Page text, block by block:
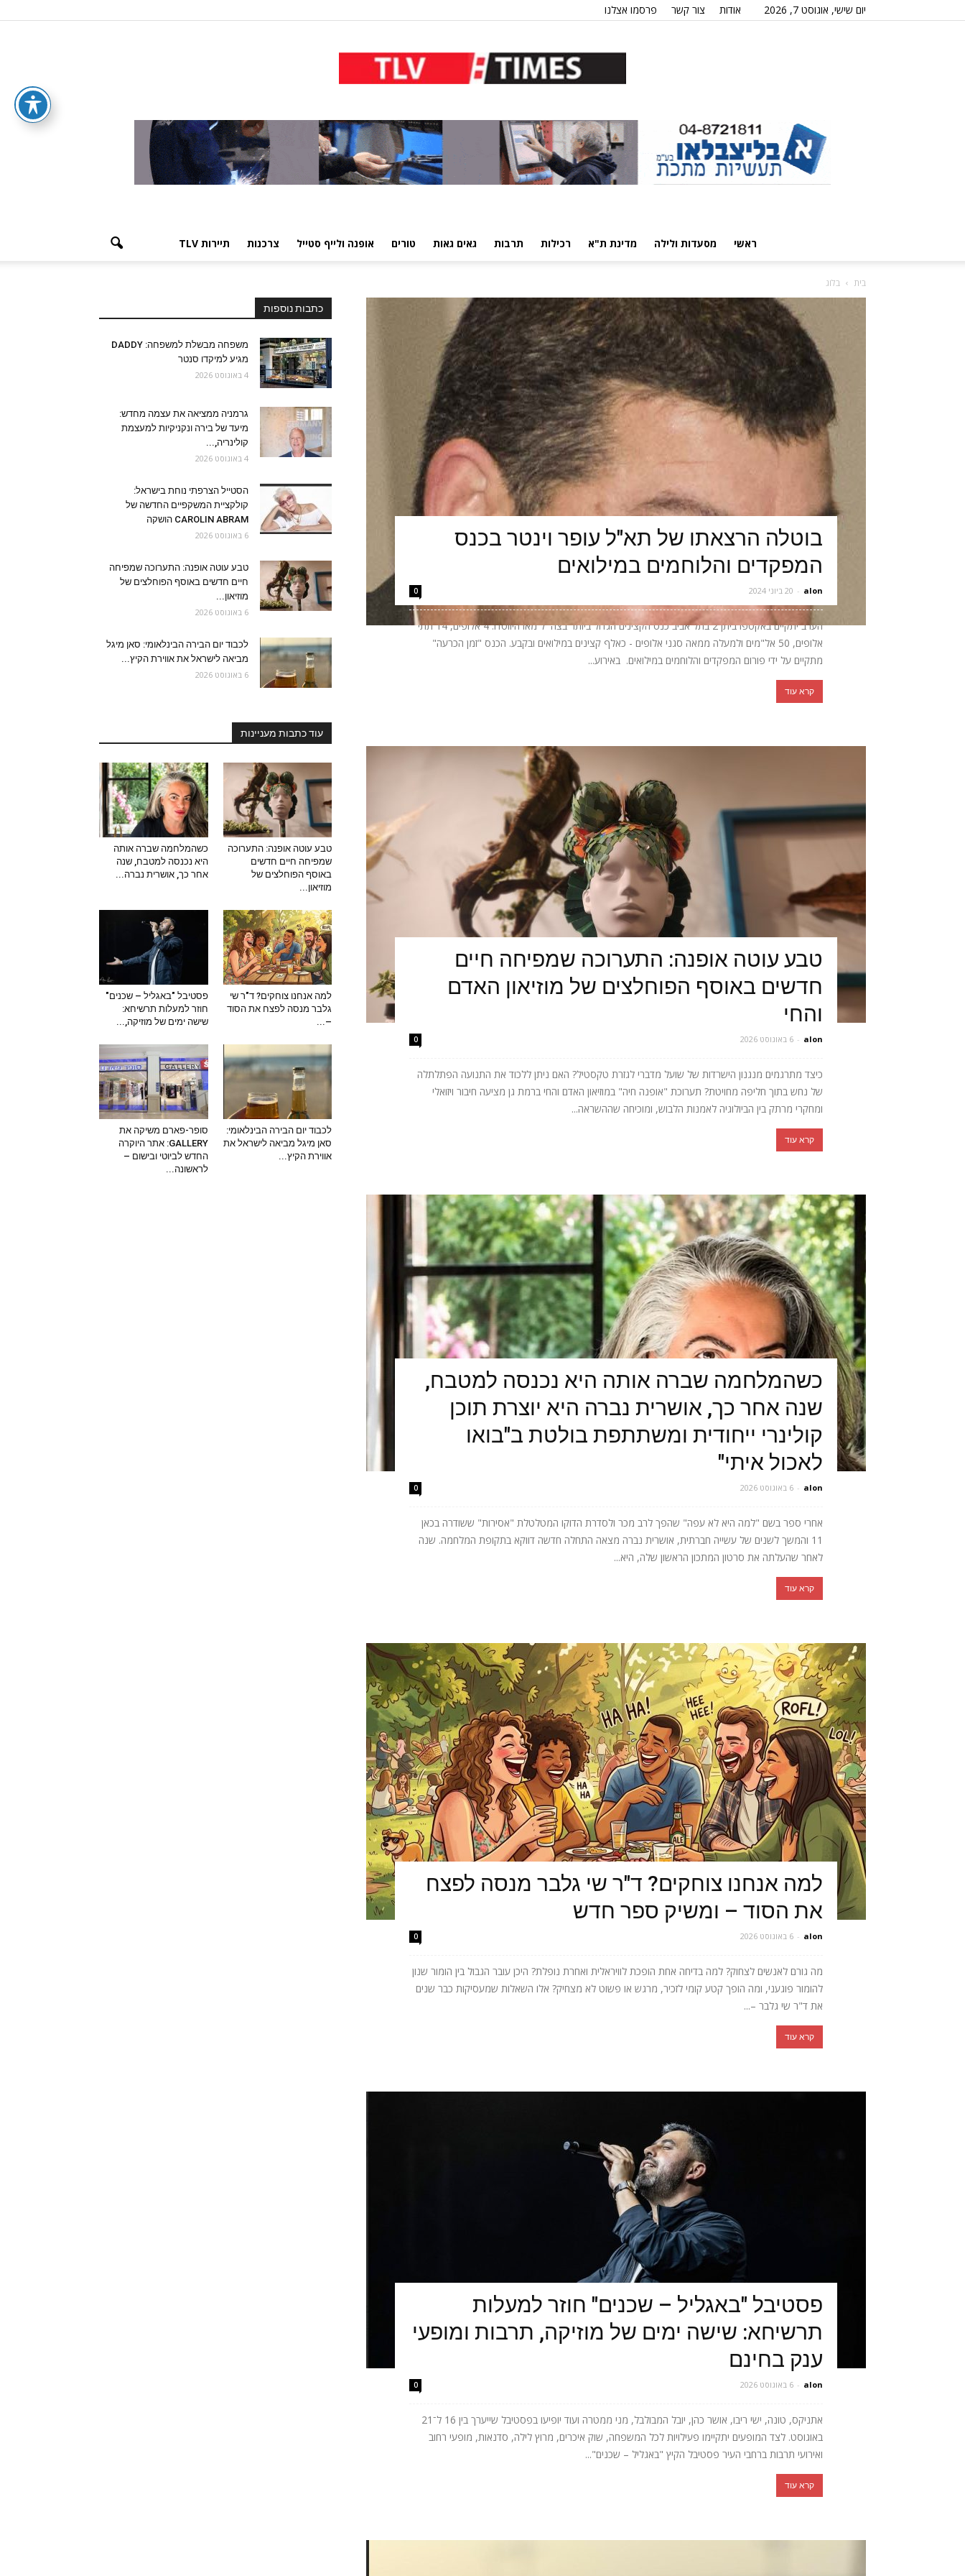
יום שישי, אוגוסט 7, 2026 אודות צור קשר פרסמו אצלנו
ראשי מסעדות ולילה מדינת ת"א רכילות תרבות גאים גאות טורים אופנה ולייף סטייל צרכנות תיירות TLV
בית בלוג
בוטלה הרצאתו של תא"ל עופר וינטר בכנס
המפקדים והלוחמים במילואים
alon
- 20 ביוני 2024 0
הערב יתקיים באקספו ביתן 2 בתל אביב כנס הקצינים הגדול ביותר בצה״ל מאז היווסדו: 4 אלופים, 14 תתי
אלופים, 50 אל"מים ולמעלה ממאה סגני אלופים - כאלף קצינים במילואים ובקבע. הכנס "זמן הכרעה"
מתקיים על ידי פורום המפקדים והלוחמים במילואים. באירוע...
קרא עוד
טבע עוטה אופנה: התערוכה שמפיחה חיים
חדשים באוסף הפוחלצים של מוזיאון האדם
והחי
alon
- 6 באוגוסט 2026 0
כיצד מתרגמים מנגנון הישרדות של שועל מדברי לגזרת טקסטיל? האם ניתן ללכוד את התנועה הפתלתלה
של נחש בתוך חליפה מחויטת? תערוכת "אופנה חיה" במוזיאון האדם והחי ברמת גן מציעה חיבור ויזואלי
ומחקרי מרתק בין הביולוגיה לאמנות הלבוש, ומוכיחה שההשראה...
קרא עוד
כשהמלחמה שברה אותה היא נכנסה למטבח,
שנה אחר כך, אושרית נברה היא יוצרת תוכן
קולינרי ייחודית ומשתתפת בולטת ב"בואו
לאכול איתי"
alon
- 6 באוגוסט 2026 0
אחרי ספר בשם "למה היא לא עפה" שהפך לרב מכר ולסדרת הדוקו המטלטלת "אסירות" ששודרה בכאן
11 והמשך לשנים של עשייה חברתית, אושרית נברה מצאה התחלה חדשה דווקא בתקופת המלחמה. שנה
לאחר שהעלתה את סרטון המתכון הראשון שלה, היא...
קרא עוד
למה אנחנו צוחקים? ד"ר שי גלבר מנסה לפצח
את הסוד – ומשיק ספר חדש
alon
- 6 באוגוסט 2026 0
מה גורם לאנשים לצחוק? למה בדיחה אחת הופכת לוויראלית ואחרת נופלת? היכן עובר הגבול בין הומור שנון
להומור פוגעני, ומה הופך קטע קומי לזכיר, מרגש או פשוט לא מצחיק? אלו השאלות שמעסיקות כבר שנים
את ד"ר שי גלבר –...
קרא עוד
פסטיבל "באגליל – שכנים" חוזר למעלות
תרשיחא: שישה ימים של מוזיקה, תרבות ומופעי
ענק בחינם
alon
- 6 באוגוסט 2026 0
אתניקס, טונה, ישי ריבו, אושר כהן, יובל המבולבל, מני ממטרה ועוד יופיעו בפסטיבל שייערך בין 16 ל־21
באוגוסט. לצד המופעים יתקיימו פעילויות לכל המשפחה, שוק איכרים, מרוץ לילה, סדנאות, מופעי רחוב
ואירועי תרבות ברחבי העיר פסטיבל הקיץ "באגליל – שכנים"...
קרא עוד
כתבות נוספות
משפחה מבשלת למשפחה: DADDY
מגיע למיקדו סנטר
4 באוגוסט 2026
גרמניה ממציאה את עצמה מחדש:
מיעד של בירה ונקניקיות למעצמת
קולינריה,...
4 באוגוסט 2026
הסטייל הצרפתי נוחת בישראל:
קולקציית המשקפיים החדשה של
CAROLIN ABRAM הושקה
6 באוגוסט 2026
טבע עוטה אופנה: התערוכה שמפיחה
חיים חדשים באוסף הפוחלצים של
מוזיאון...
6 באוגוסט 2026
לכבוד יום הבירה הבינלאומי: סאן מיגל
מביאה לישראל את אווירת הקיץ...
6 באוגוסט 2026
עוד כתבות מעניינות
טבע עוטה אופנה: התערוכה
שמפיחה חיים חדשים
באוסף הפוחלצים של
מוזיאון...
כשהמלחמה שברה אותה
היא נכנסה למטבח, שנה
אחר כך, אושרית נברה...
למה אנחנו צוחקים? ד"ר שי
גלבר מנסה לפצח את הסוד
–...
פסטיבל "באגליל – שכנים"
חוזר למעלות תרשיחא:
שישה ימים של מוזיקה,...
לכבוד יום הבירה הבינלאומי:
סאן מיגל מביאה לישראל את
אווירת הקיץ...
סופר-פארם משיקה את
GALLERY: אתר היוקרה
החדש לביוטי ובישום –
לראשונה...